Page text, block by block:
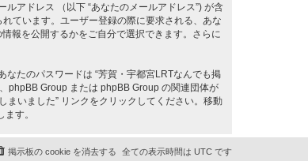
アドレス （以下 “あなたのメールアドレス”) が含
ています。ユーザー登録の際に要求される、あな
報を公開するかをご自分で選択できます。さらに
たのパスワードは “芳賀・宇都宮LRTなんでも掲
phpBB Group または phpBB Group の関連団体が
まいました” リンクをクリックしてください。移動
す。
全ての表示時間は UTC です
掲示板の cookie を消去する